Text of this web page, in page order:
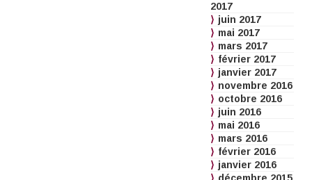
2017
juin 2017
mai 2017
mars 2017
février 2017
janvier 2017
novembre 2016
octobre 2016
juin 2016
mai 2016
mars 2016
février 2016
janvier 2016